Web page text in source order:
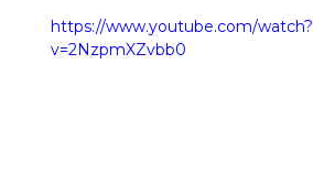
https://www.youtube.com/watch?
v=2NzpmXZvbb0